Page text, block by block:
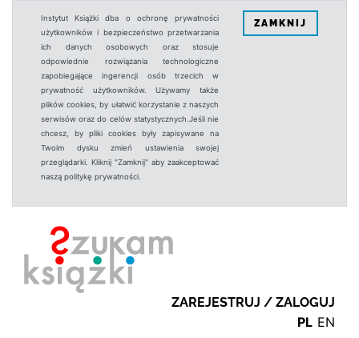
Instytut Książki dba o ochronę prywatności
użytkowników i bezpieczeństwo przetwarzania
ich danych osobowych oraz stosuje
odpowiednie rozwiązania technologiczne
zapobiegające ingerencji osób trzecich w
prywatność użytkowników. Używamy także
plików cookies, by ułatwić korzystanie z naszych
serwisów oraz do celów statystycznych.Jeśli nie
chcesz, by pliki cookies były zapisywane na
Twoim dysku zmień ustawienia swojej
przeglądarki. Kliknij "Zamknij" aby zaakceptować
naszą politykę prywatności.
ZAMKNIJ
ZAREJESTRUJ / ZALOGUJ
PL EN